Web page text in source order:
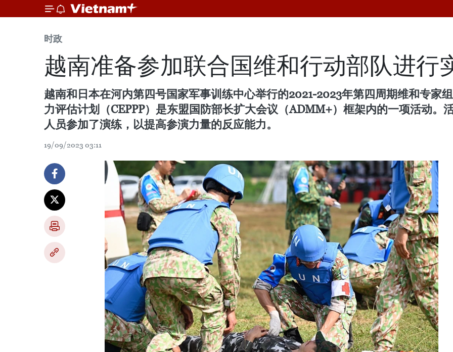
时政
越南准备参加联合国维和行动部队进行
越南和日本在河内第四号国家军事训练中心举行的2021-2023年第四周期维和专家
力评估计划（CEPPP）是东盟国防部长扩大会议（ADMM+）框架内的一项活动。
人员参加了演练，以提高参演力量的反应能力。
19/09/2023 03:11